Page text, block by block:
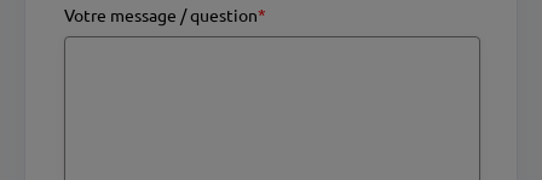
Votre message / question*